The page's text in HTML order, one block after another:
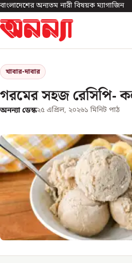
বাংলাদেশের অন্যতম নারী বিষয়ক ম্যাগাজিন
খাবার-দাবার
গরমের সহজ রেসিপি-
অনন্যা ডেস্ক২৫ এপ্রিল, ২০২৬১ মিনিট পাঠ